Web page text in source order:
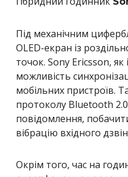
Під механічним
OLED-екран із
точок. Sony Ericsson,
можливість
мобільних пристроїв.
протоколу Bluetooth
повідомлення,
вібрацію вхідного
Окрім того, час на